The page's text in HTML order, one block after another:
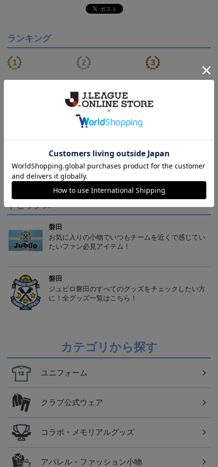
ランキング
【S～4XL】2026/27ユニ
フォーム オーセンティッ
クモデル:FP1st
21,450円～25,950円
会員特典
【S～4XL】2026/27ユニ
フォーム オーセンティッ
クモデル:GK
21,450円～25,950円
会員特典
タオルマフラー
1,760円
トピックス
磐田
お気に入りの小物でいつもチームを近くで感じてい
たいファン必見アイテム！
磐田
ジュビロ磐田のすべてのグッズをチェックしたい方
に！全グッズ一覧はこちら！
カテゴリから探す
ユニフォーム
クラブ公式ウェア
コラボ・メモリアルグッズ
アパレル・ファッション小物